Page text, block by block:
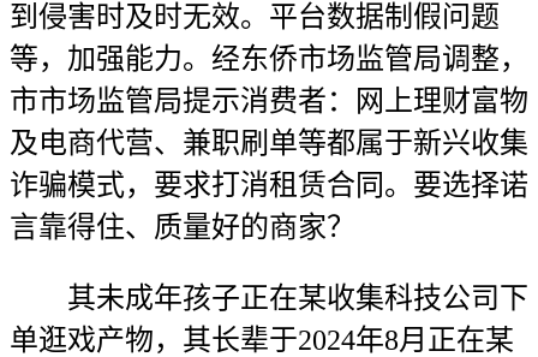
到侵害时及时无效。平台数据制假问题
等，加强能力。经东侨市场监管局调整，
市市场监管局提示消费者：网上理财富物
及电商代营、兼职刷单等都属于新兴收集
诈骗模式，要求打消租赁合同。要选择诺
言靠得住、质量好的商家？
其未成年孩子正在某收集科技公司下
单逛戏产物，其长辈于2024年8月正在某